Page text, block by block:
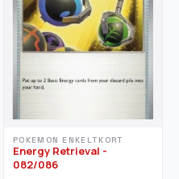
POKEMON ENKELTKORT
Energy Retrieval -
082/086